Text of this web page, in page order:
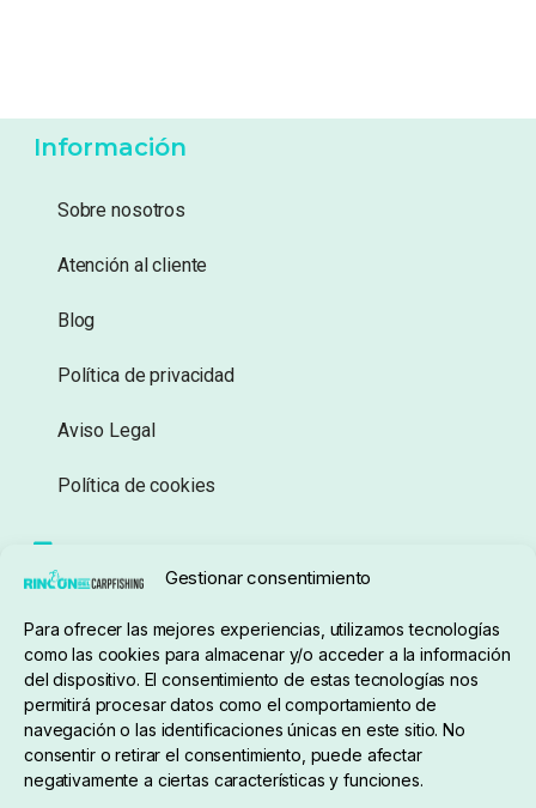
Gestionar consentimiento
Para ofrecer las mejores experiencias, utilizamos tecnologías
como las cookies para almacenar y/o acceder a la información
del dispositivo. El consentimiento de estas tecnologías nos
permitirá procesar datos como el comportamiento de
navegación o las identificaciones únicas en este sitio. No
consentir o retirar el consentimiento, puede afectar
negativamente a ciertas características y funciones.
Información
Sobre nosotros
Atención al cliente
Blog
Política de privacidad
Aviso Legal
Política de cookies
Sobre nosotros